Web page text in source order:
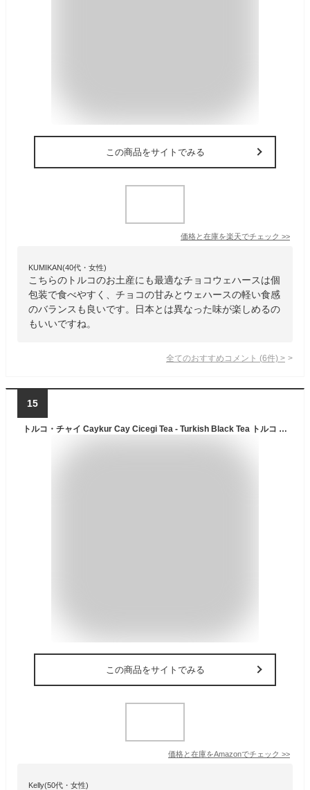
この商品をサイトでみる
価格と在庫を楽天でチェック >>
KUMIKAN(40代・女性)
こちらのトルコのお土産にも最適なチョコウェハースは個
包装で食べやすく、チョコの甘みとウェハースの軽い食感
のバランスも良いです。日本とは異なった味が楽しめるの
もいいですね。
全てのおすすめコメント (6件) >
15
トルコ・チャイ Caykur Cay Cicegi Tea - Turkish Black Tea トルコ Caykur Cay Cicegi Cayi (500g)
この商品をサイトでみる
価格と在庫をAmazonでチェック >>
Kelly(50代・女性)